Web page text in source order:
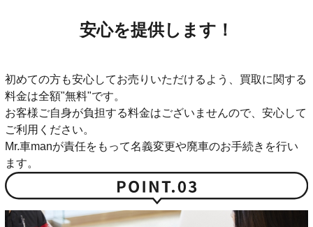
安心を提供します！
初めての方も安心してお売りいただけるよう、買取に関する
料金は全額"無料"です。
お客様ご自身が負担する料金はございませんので、安心して
ご利用ください。
Mr.車manが責任をもって名義変更や廃車のお手続きを行い
ます。